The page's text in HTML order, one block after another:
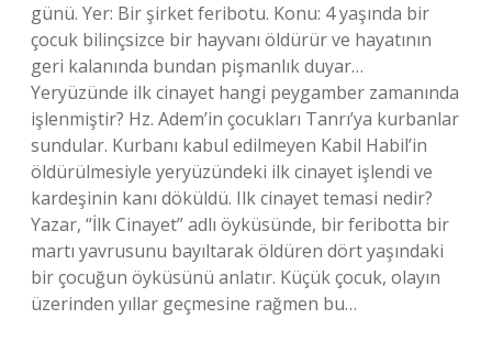
günü. Yer: Bir şirket feribotu. Konu: 4 yaşında bir
çocuk bilinçsizce bir hayvanı öldürür ve hayatının
geri kalanında bundan pişmanlık duyar…
Yeryüzünde ilk cinayet hangi peygamber zamanında
işlenmiştir? Hz. Adem’in çocukları Tanrı’ya kurbanlar
sundular. Kurbanı kabul edilmeyen Kabil Habil’in
öldürülmesiyle yeryüzündeki ilk cinayet işlendi ve
kardeşinin kanı döküldü. Ilk cinayet temasi nedir?
Yazar, “İlk Cinayet” adlı öyküsünde, bir feribotta bir
martı yavrusunu bayıltarak öldüren dört yaşındaki
bir çocuğun öyküsünü anlatır. Küçük çocuk, olayın
üzerinden yıllar geçmesine rağmen bu…